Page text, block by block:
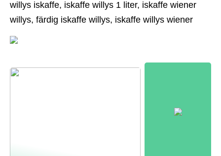
willys iskaffe, iskaffe willys 1 liter, iskaffe wiener
willys, färdig iskaffe willys, iskaffe willys wiener